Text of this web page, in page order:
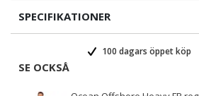
SPECIFIKATIONER
100 dagars öppet köp
SE OCKSÅ